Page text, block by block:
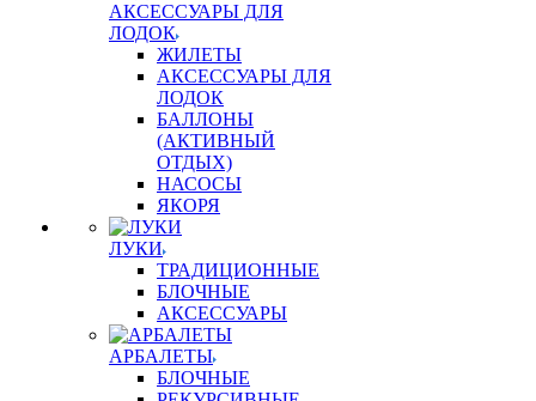
АКСЕССУАРЫ ДЛЯ
ЛОДОК
ЖИЛЕТЫ
АКСЕССУАРЫ ДЛЯ
ЛОДОК
БАЛЛОНЫ
(АКТИВНЫЙ
ОТДЫХ)
НАСОСЫ
ЯКОРЯ
ЛУКИ
ТРАДИЦИОННЫЕ
БЛОЧНЫЕ
АКСЕССУАРЫ
АРБАЛЕТЫ
БЛОЧНЫЕ